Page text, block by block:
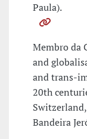
Paula).
Membro da
and
and trans-
20th
Bandeira